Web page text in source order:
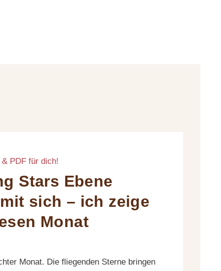
PDF für dich!
Stars Ebene
sich – ich zeige
Monat
Monat. Die fliegenden Sterne bringen